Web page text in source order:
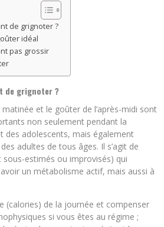
de grignoter ?
idéal
pas grossir
de grignoter ?
et le goûter de l’après-midi sont
non seulement pendant la
des adolescents, mais également
adultes de tous âges. Il s’agit de
estimés ou improvisés) qui
un métabolisme actif, mais aussi à
(calories) de la journée et compenser
si vous êtes au régime ;